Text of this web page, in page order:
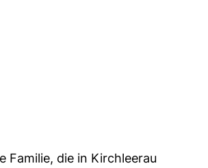
Familie, die in Kirchleerau